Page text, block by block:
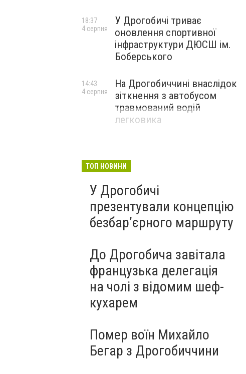
У Дрогобичі триває
оновлення спортивної
інфраструктури ДЮСШ ім.
Боберського
18:37
4 серпня
На Дрогобиччині внаслідок
зіткнення з автобусом
травмований водій
легковика
14:43
4 серпня
ТОП НОВИНИ
У Дрогобичі
презентували концепцію
безбар’єрного маршруту
До Дрогобича завітала
французька делегація
на чолі з відомим шеф-
кухарем
Помер воїн Михайло
Бегар з Дрогобиччини